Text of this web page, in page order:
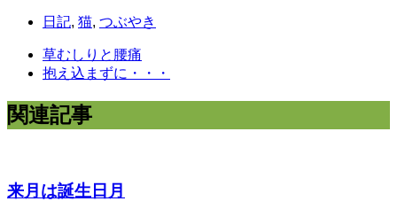
日記, 猫, つぶやき
草むしりと腰痛
抱え込まずに・・・
関連記事
来月は誕生日月